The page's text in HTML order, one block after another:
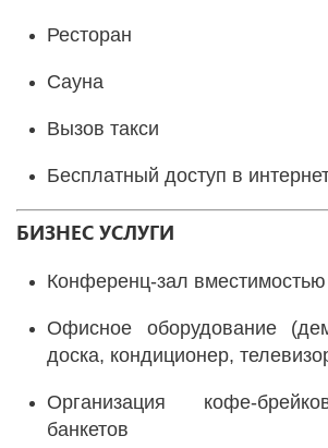
Ресторан
Сауна
Вызов такси
Бесплатный доступ в
БИЗНЕС УСЛУГИ
Конференц-зал
Офисное оборудование
доска, кондиционер,
Организация кофе-
банкетов